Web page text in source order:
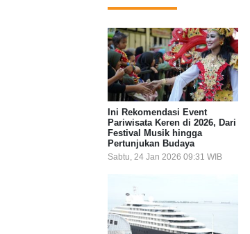
Ini Rekomendasi Event
Pariwisata Keren di 2026, Dari
Festival Musik hingga
Pertunjukan Budaya
Sabtu, 24 Jan 2026 09:31 WIB